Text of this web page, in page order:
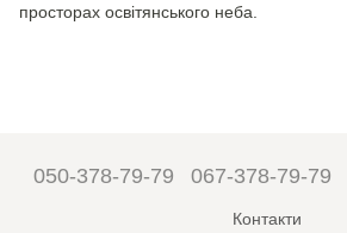
просторах освітянського неба.
050-378-79-79 067-378-79-79
Контакти